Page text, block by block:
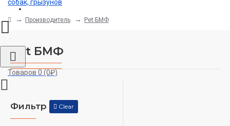
Регистрация
Товаров 0 (0₽)
Производитель Pet БМФ
Pet БМФ
Фильтр Clear